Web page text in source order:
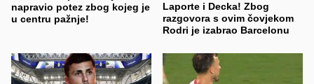
napravio potez zbog kojeg je
u centru pažnje!
Laporte i Decka! Zbog
razgovora s ovim čovjekom
Rodri je izabrao Barcelonu